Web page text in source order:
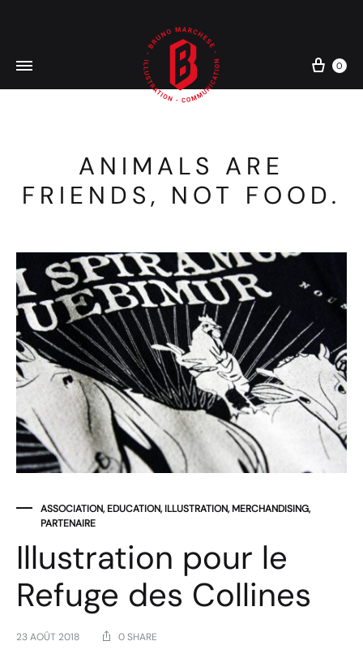
Cart
0
ANIMALS ARE
FRIENDS, NOT FOOD.
ASSOCIATION,EDUCATION,ILLUSTRATION,MERCHANDISING,
PARTENAIRE
Illustration pour le
Refuge des Collines
23 AOÛT 2018 0 SHARE